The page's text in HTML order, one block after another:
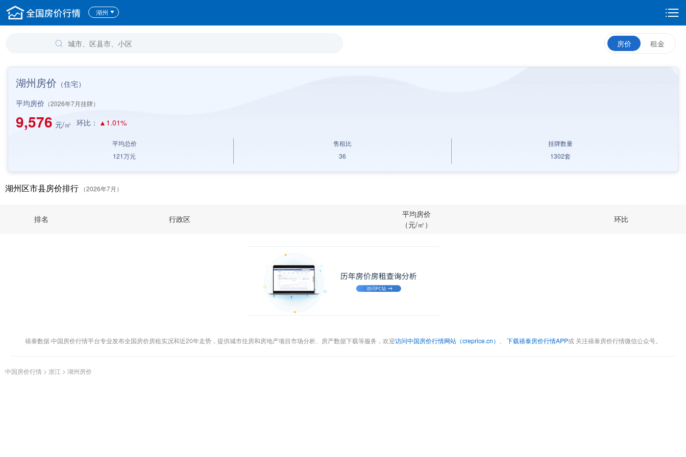
湖州
房价 租金
湖州房价 （住宅）
平均房价 （2026年7月挂牌）
9,576 元/㎡ 环比： ▲1.01%
平均总价
121万元
售租比
36
挂牌数量
1302套
湖州区市县房价排行 （2026年7月）
排名 行政区
平均房价
（元/㎡）
环比
禧泰数据·中国房价行情平台专业发布全国房价房租实况和近20年走势，提供城市住房和房地产项目市场分析、房产数据下载等服务，欢迎访问中国房价行情网站（creprice.cn） 下载禧泰房价行情APP或 关注禧泰房价行情微信公众号。
中国房价行情 > 浙江 > 湖州房价